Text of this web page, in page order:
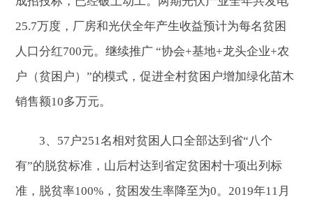
25.7万度，厂房和光伏全年产生收益预计为每名贫困
人口分红700元。继续推广 “协会+基地+龙头企业+农
户（贫困户）”的模式，促进全村贫困户增加绿化苗木
销售额10多万元。
3、57户251名相对贫困人口全部达到省“八个
有”的脱贫标准，山后村达到省定贫困村十项出列标
准，脱贫率100%，贫困发生率降至为0。2019年11月